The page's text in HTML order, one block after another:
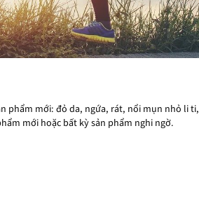
phẩm mới: đỏ da, ngứa, rát, nổi mụn nhỏ li
mới hoặc bất kỳ sản phẩm nghi ngờ.